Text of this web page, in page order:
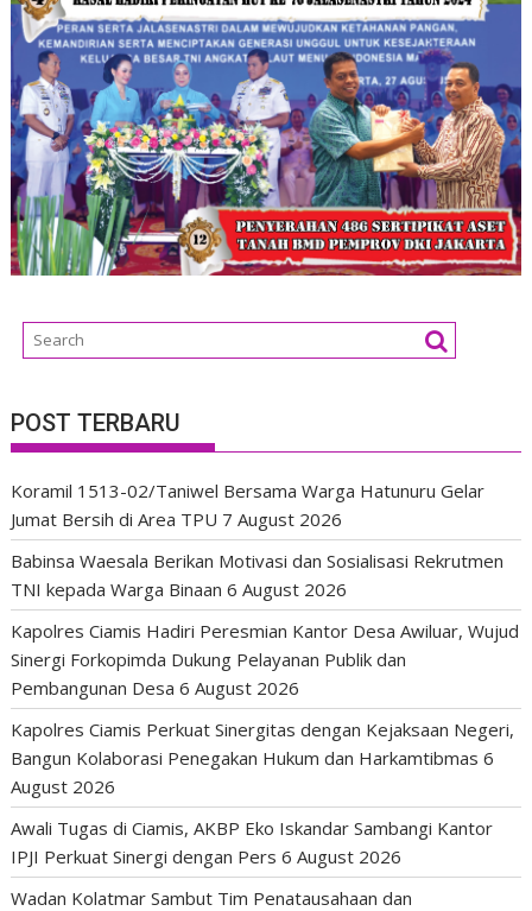
POST TERBARU
Koramil 1513-02/Taniwel Bersama Warga Hatunuru Gelar
Jumat Bersih di Area TPU 7 August 2026
Babinsa Waesala Berikan Motivasi dan Sosialisasi Rekrutmen
TNI kepada Warga Binaan 6 August 2026
Kapolres Ciamis Hadiri Peresmian Kantor Desa Awiluar, Wujud
Sinergi Forkopimda Dukung Pelayanan Publik dan
Pembangunan Desa 6 August 2026
Kapolres Ciamis Perkuat Sinergitas dengan Kejaksaan Negeri,
Bangun Kolaborasi Penegakan Hukum dan Harkamtibmas 6
August 2026
Awali Tugas di Ciamis, AKBP Eko Iskandar Sambangi Kantor
IPJI Perkuat Sinergi dengan Pers 6 August 2026
Wadan Kolatmar Sambut Tim Penatausahaan dan